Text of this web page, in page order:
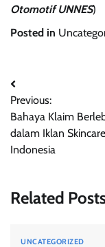
Otomotif UNNES)
Posted in
Post
navigation
Previous:
Bahaya Klaim
dalam Iklan
Indonesia
Related
UNCATEGORIZED